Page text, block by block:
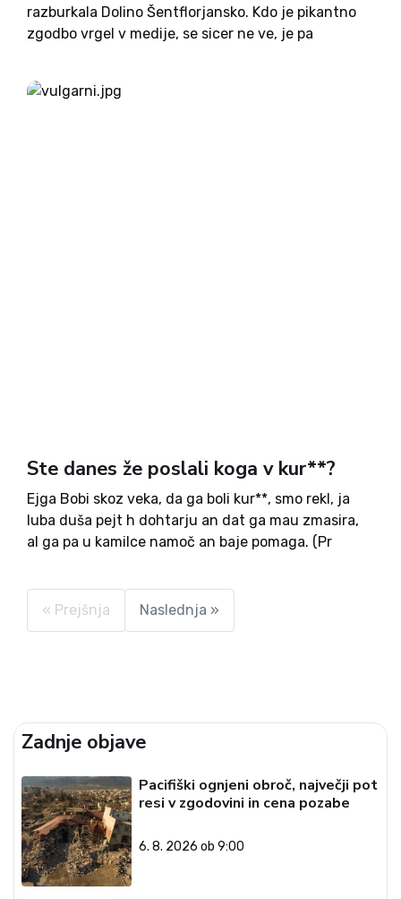
razburkala Dolino Šentflorjansko. Kdo je pikantno
zgodbo vrgel v medije, se sicer ne ve, je pa
nepomemben župan svojih pet minut slave. Če
sem iskrena,...
Ste danes že poslali koga v kur**?
Ejga Bobi skoz veka, da ga boli kur**, smo rekl, ja
luba duša pejt h dohtarju an dat ga mau zmasira,
al ga pa u kamilce namoč an baje pomaga. (Pr
državljani priča...
« Prejšnja
Naslednja »
Zadnje objave
Pacifiški ognjeni obroč, največji pot
resi v zgodovini in cena pozabe
6. 8. 2026 ob 9:00